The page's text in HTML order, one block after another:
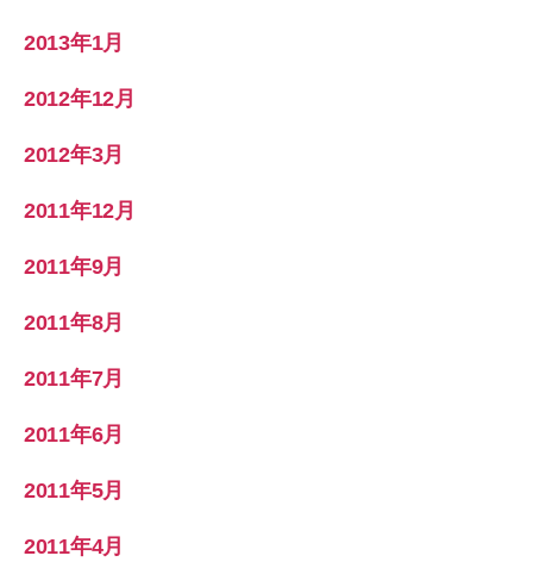
2013年1月
2012年12月
2012年3月
2011年12月
2011年9月
2011年8月
2011年7月
2011年6月
2011年5月
2011年4月